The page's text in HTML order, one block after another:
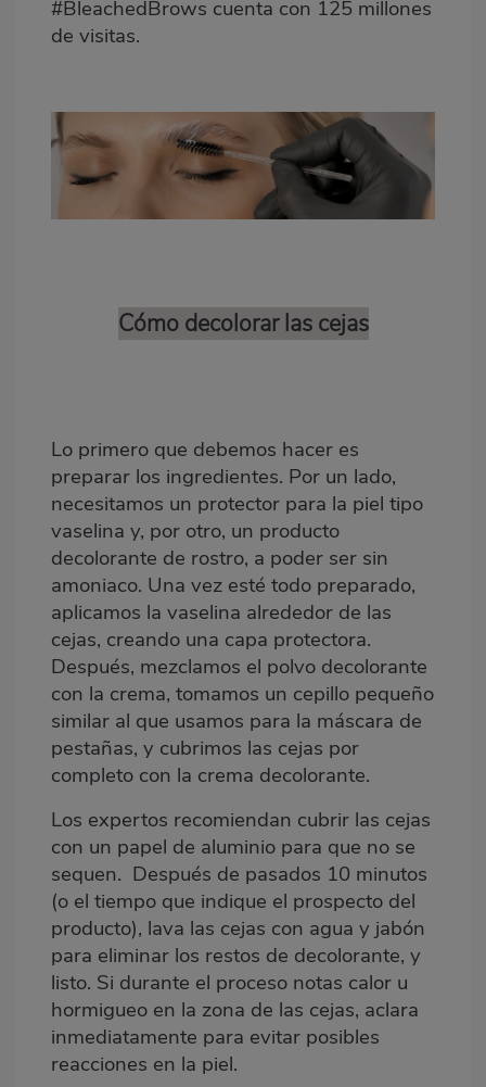
#BleachedBrows cuenta con 125 millones
de visitas.
Cómo decolorar las cejas
Lo primero que debemos hacer es
preparar los ingredientes. Por un lado,
necesitamos un protector para la piel tipo
vaselina y, por otro, un producto
decolorante de rostro, a poder ser sin
amoniaco. Una vez esté todo preparado,
aplicamos la vaselina alrededor de las
cejas, creando una capa protectora.
Después, mezclamos el polvo decolorante
con la crema, tomamos un cepillo pequeño
similar al que usamos para la máscara de
pestañas, y cubrimos las cejas por
completo con la crema decolorante.
Los expertos recomiendan cubrir las cejas
con un papel de aluminio para que no se
sequen. Después de pasados 10 minutos
(o el tiempo que indique el prospecto del
producto), lava las cejas con agua y jabón
para eliminar los restos de decolorante, y
listo. Si durante el proceso notas calor u
hormigueo en la zona de las cejas, aclara
inmediatamente para evitar posibles
reacciones en la piel.